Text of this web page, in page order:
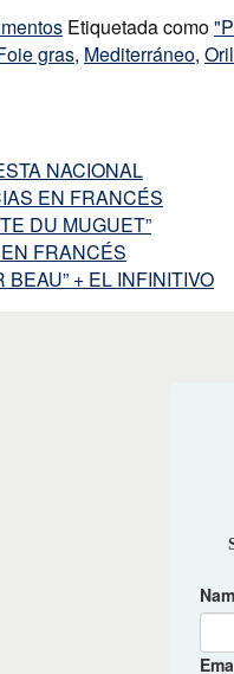
Etiquetada como
gras, Mediterráneo,
NACIONAL
EN FRANCÉS
DU MUGUET”
FRANCÉS
BEAU” + EL INFINITIVO